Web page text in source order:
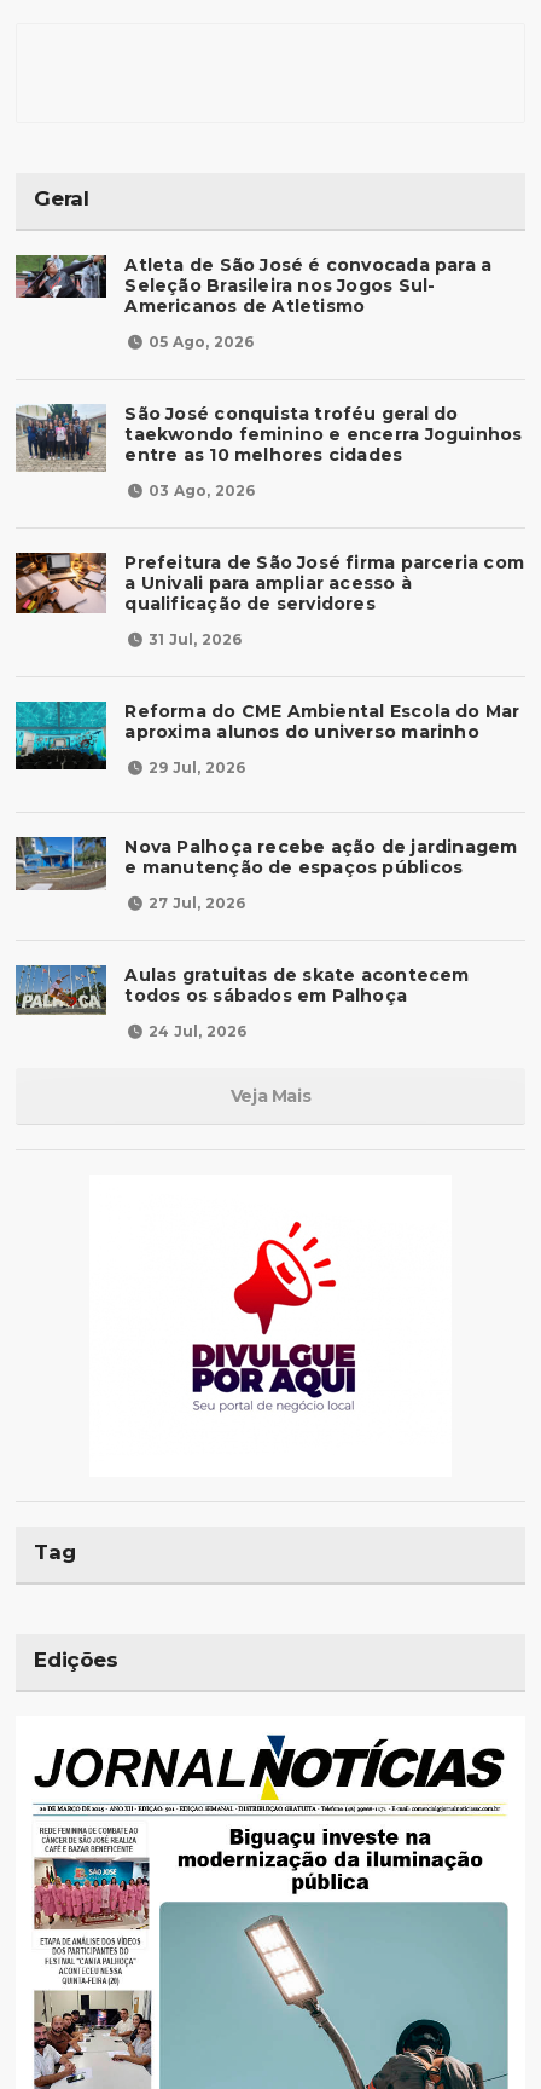
Geral
Atleta de São José é convocada para a
Seleção Brasileira nos Jogos Sul-
Americanos de Atletismo
05 Ago, 2026
São José conquista troféu geral do
taekwondo feminino e encerra Joguinhos
entre as 10 melhores cidades
03 Ago, 2026
Prefeitura de São José firma parceria com
a Univali para ampliar acesso à
qualificação de servidores
31 Jul, 2026
Reforma do CME Ambiental Escola do Mar
aproxima alunos do universo marinho
29 Jul, 2026
Nova Palhoça recebe ação de jardinagem
e manutenção de espaços públicos
27 Jul, 2026
Aulas gratuitas de skate acontecem
todos os sábados em Palhoça
24 Jul, 2026
Veja Mais
Tag
Edições